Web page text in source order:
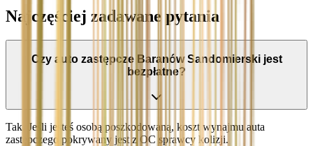
Najczęściej zadawane pytania
Czy auto zastępcze Baranów Sandomierski jest
bezpłatne?
Tak. Jeśli jesteś osobą poszkodowaną, koszt wynajmu auta
zastępczego pokrywany jest z OC sprawcy kolizji.